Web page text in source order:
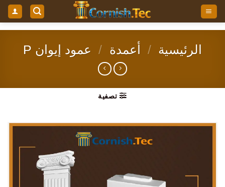
تخطي
للمحتوى
الرئيسية / أعمدة / عمود إيوان P
تصفية